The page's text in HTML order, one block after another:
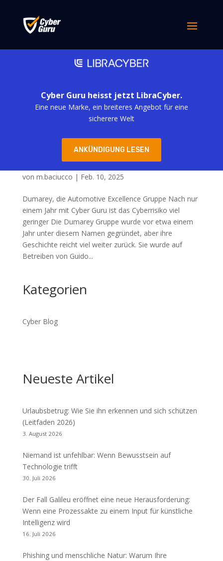
Cyber Guru heisst jetzt LibraCyber.
Eine neue Marke, ein breiteres Angebot für eine
sicherere Welt
ANKÜNDIGUNG LESEN
von m.baciucco | Feb. 10, 2025
Dumarey, die Automotive Excellence Gruppe Nach nur
einem Jahr mit Cyber Guru ist das Cyberrisiko viel
geringer Die Dumarey Gruppe wurde vor etwa einem
Jahr unter diesem Namen gegründet, aber ihre
Geschichte reicht viel weiter zurück. Sie wurde auf
Betreiben von Guido...
Kategorien
Cyber Blog
Neueste Artikel
Urlaubsbetrug: Wie Sie ihn erkennen und sich schützen
(Leitfaden 2026)
3. August 2026
Niemand ist unfehlbar: Wenn Bewusstsein auf
Technologie trifft
30. Juli 2026
Der Fall Galileu eröffnet eine neue Herausforderung:
Wenn eine Prozessakte zu einem Input für künstliche
Intelligenz wird
16. Juli 2026
Phishing und menschliche Natur: Warum Ihre